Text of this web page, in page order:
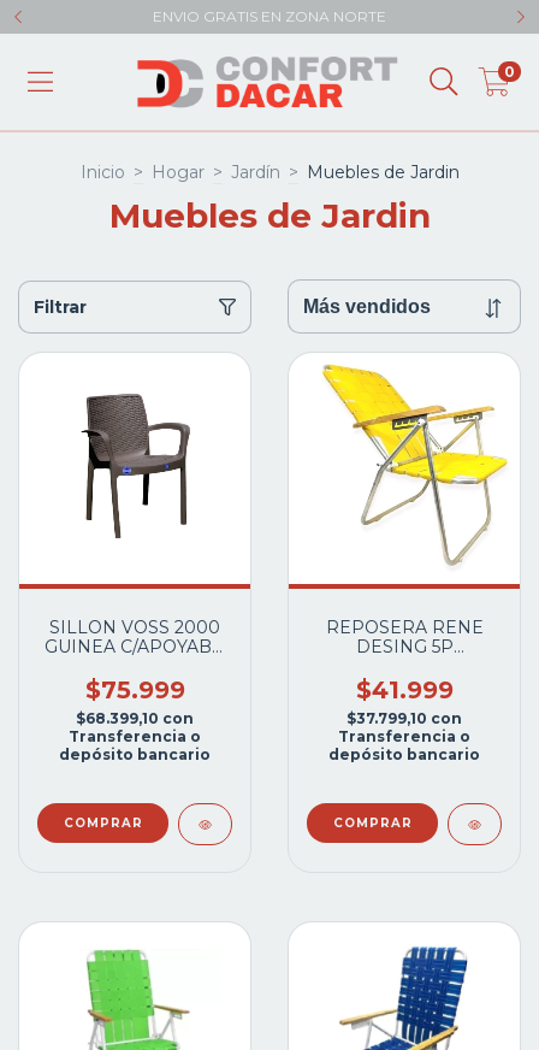
ENVIO GRATIS EN ZONA NORTE
0
Inicio > Hogar > Jardín > Muebles de Jardin
Muebles de Jardin
Filtrar
SILLON VOSS 2000
GUINEA C/APOYABR
$75.999
$68.399,10 con
Transferencia o
depósito bancario
REPOSERA RENE
DESING 5P
BRAZO VS.COLORES
$41.999
$37.799,10 con
Transferencia o
depósito bancario